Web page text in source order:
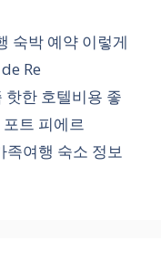
숙박 예약 이렇게
Re
핫한 호텔비용 좋
트 피에르
여행 숙소 정보